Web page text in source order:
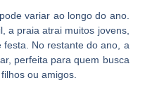
variar ao longo do ano.
a praia atrai muitos jovens,
No restante do ano, a
perfeita para quem busca
ou amigos.